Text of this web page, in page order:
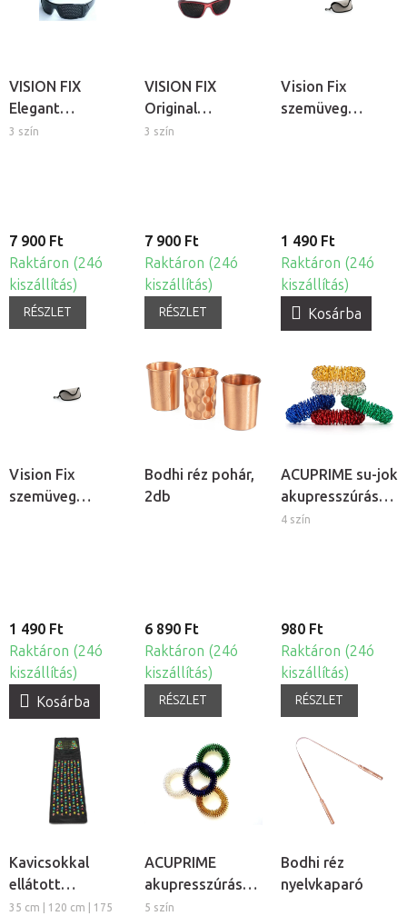
VISION FIX
Elegant
látásjavító
3 szín
7 900 Ft
Raktáron (24ó
kiszállítás)
RÉSZLET
VISION FIX
Original
látásjavító
3 szín
7 900 Ft
Raktáron (24ó
kiszállítás)
RÉSZLET
Vision Fix
szemüveg
1 490 Ft
Raktáron (24ó
kiszállítás)
Kosárba
Vision Fix
szemüveg
1 490 Ft
Raktáron (24ó
kiszállítás)
Kosárba
Bodhi réz pohár,
2db
6 890 Ft
Raktáron (24ó
kiszállítás)
RÉSZLET
ACUPRIME su-jok
akupresszúrás
masszázs gyűrű
4 szín
980 Ft
Raktáron (24ó
kiszállítás)
RÉSZLET
Kavicsokkal
ellátott
akupresszúrás
35 cm | 120 cm | 175
ACUPRIME
akupresszúrás
masszázs
5 szín
Bodhi réz
nyelvkaparó